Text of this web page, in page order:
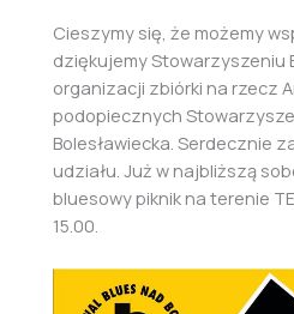
Cieszymy się, że możemy
dziękujemy Stowarzyszeniu
organizacji zbiórki na rzecz
podopiecznych
Bolesławiecka. Serdecznie
udziału. Już w najbliższą
bluesowy piknik na terenie
15.00.